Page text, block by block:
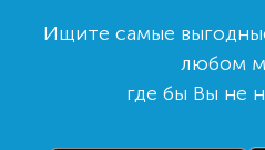
Ищите самые
любом
где бы Вы не